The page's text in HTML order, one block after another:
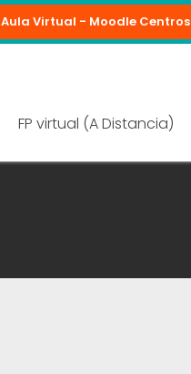
Aula Virtual - Moodle Centros
FP virtual (A Distancia)